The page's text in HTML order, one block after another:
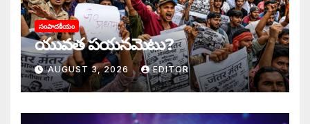
సంపాదకీయం
యువత పయనమెటు?
AUGUST 3, 2026 EDITOR